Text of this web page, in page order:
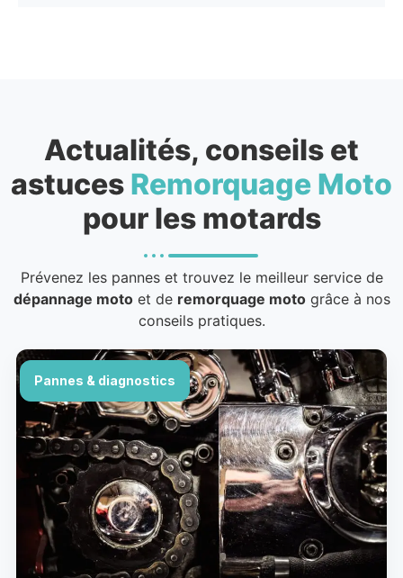
Actualités, conseils et
astuces Remorquage Moto
pour les motards
Prévenez les pannes et trouvez le meilleur service de
dépannage motoet de remorquage motogrâce à nos
conseils pratiques.
Pannes & diagnostics